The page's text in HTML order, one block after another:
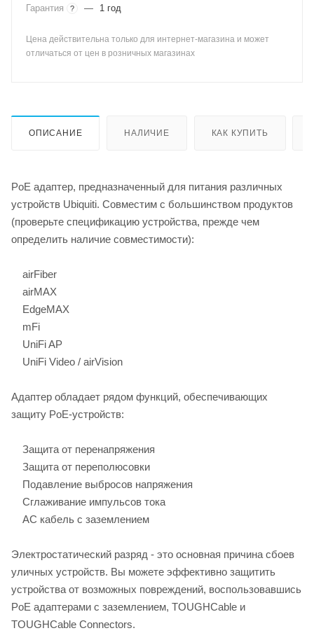
Гарантия
? — 1 год
Цена действительна только для интернет-магазина и может
отличаться от цен в розничных магазинах
ОПИСАНИЕ НАЛИЧИЕ КАК КУПИТЬ
PoE адаптер, предназначенный для питания различных
устройств Ubiquiti. Совместим с большинством продуктов
(проверьте спецификацию устройства, прежде чем
определить наличие совместимости):
airFiber
airMAX
EdgeMAX
mFi
UniFi AP
UniFi Video / airVision
Адаптер обладает рядом функций, обеспечивающих
защиту PoE-устройств:
Защита от перенапряжения
Защита от переполюсовки
Подавление выбросов напряжения
Сглаживание импульсов тока
AC кабель с заземлением
Электростатический разряд - это основная причина сбоев
уличных устройств. Вы можете эффективно защитить
устройства от возможных повреждений, воспользовавшись
PoE адаптерами с заземлением, TOUGHCable и
TOUGHCable Connectors.